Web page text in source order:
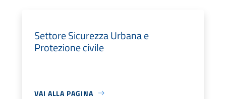
Settore Sicurezza Urbana e
Protezione civile
VAI ALLA PAGINA